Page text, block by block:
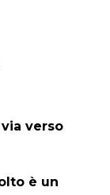
verso
è un